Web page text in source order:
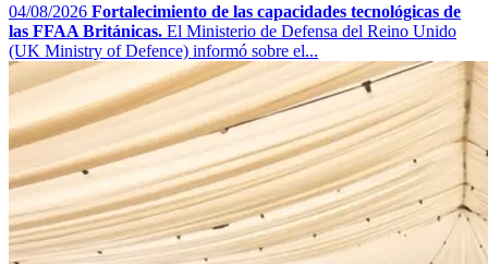
04/08/2026 Fortalecimiento de las capacidades tecnológicas de
las FFAA Británicas. El Ministerio de Defensa del Reino Unido
(UK Ministry of Defence) informó sobre el...